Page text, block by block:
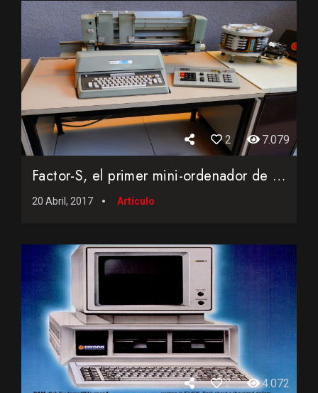
2 7.079
Factor-S, el primer mini-ordenador de origen 100% español
20 Abril, 2017 Artículo
2 4.072